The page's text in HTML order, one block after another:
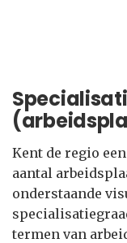
Kent de regio
aantal
onderstaande
termen van